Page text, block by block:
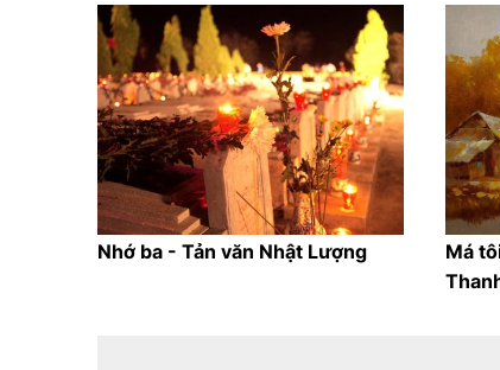
Nhớ ba - Tản văn Nhật Lượng
Má